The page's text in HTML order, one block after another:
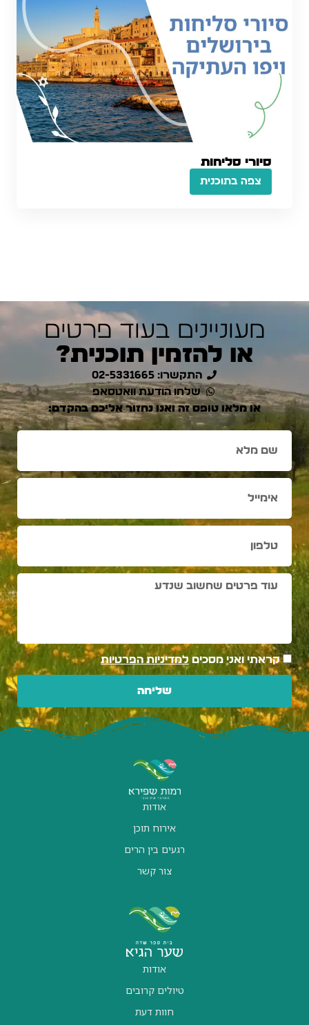
סיורי סליחות
צפה בתוכנית
מעוניינים בעוד פרטים
או להזמין תוכנית?
התקשרו: 02-5331665
שלחו הודעת וואטסאפ
או מלאו טופס זה ואנו נחזור אליכם בהקדם:
קראתי ואני מסכים למדיניות הפרטיות
שליחה
אודות
אירוח תוכן
רגעים בין הרים
צור קשר
אודות
טיולים קרובים
חוות דעת